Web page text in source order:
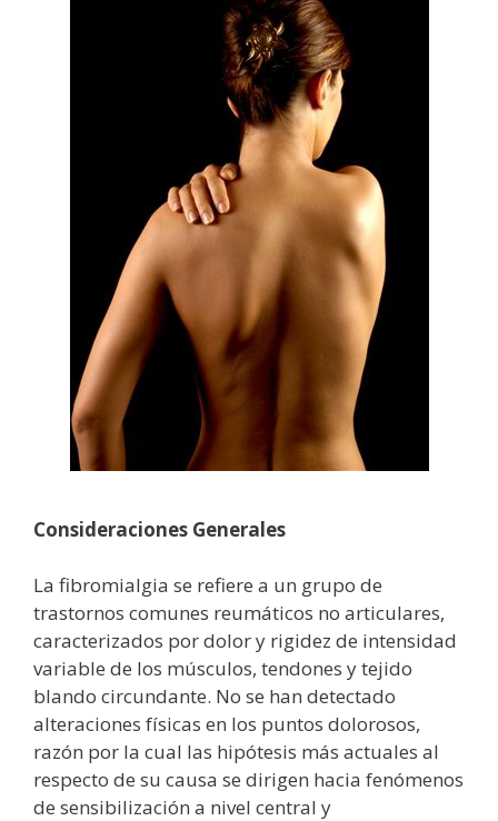
Consideraciones Generales
La fibromialgia se refiere a un grupo de
trastornos comunes reumáticos no articulares,
caracterizados por dolor y rigidez de intensidad
variable de los músculos, tendones y tejido
blando circundante. No se han detectado
alteraciones físicas en los puntos dolorosos,
razón por la cual las hipótesis más actuales al
respecto de su causa se dirigen hacia fenómenos
de sensibilización a nivel central y